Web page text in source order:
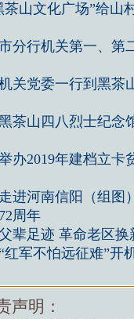
山文化广场”给山
分行机关第一、第
关党委一行到黑茶
茶山四八烈士纪念
办2019年建档立卡
进河南信阳（组图
周年
辈足迹 革命老区换
军不怕远征难”开
声明：